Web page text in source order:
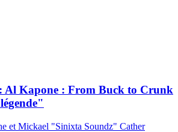
Al Kapone : From Buck to Crunk
et Mickael "Sinixta Soundz" Cather